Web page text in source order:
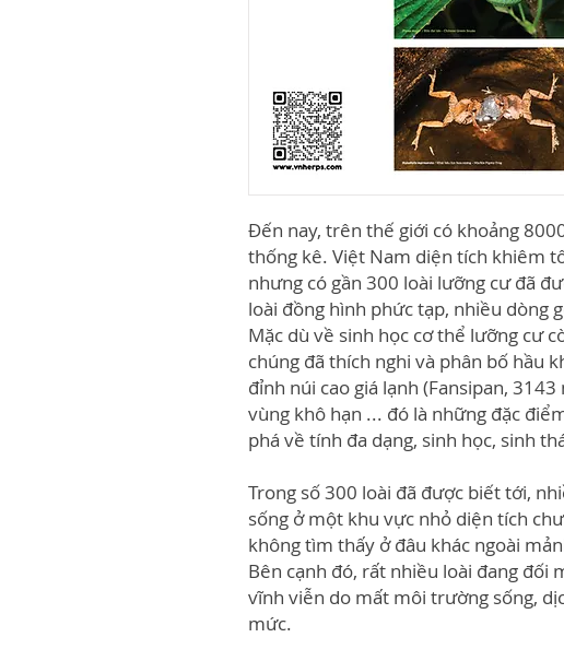
Đến nay, trên thế giới có khoảng
thống kê. Việt Nam diện tích khiêm
nhưng có gần 300 loài lưỡng cư đã
loài đồng hình phức tạp, nhiều dòng
Mặc dù về sinh học cơ thể lưỡng cư
chúng đã thích nghi và phân bố hầu
đỉnh núi cao giá lạnh (Fansipan,
vùng khô hạn ... đó là những đặc
phá về tính đa dạng, sinh học, sinh
Trong số 300 loài đã được biết tới,
sống ở một khu vực nhỏ diện tích
không tìm thấy ở đâu khác ngoài
Bên cạnh đó, rất nhiều loài đang đối
vĩnh viễn do mất môi trường sống,
mức.